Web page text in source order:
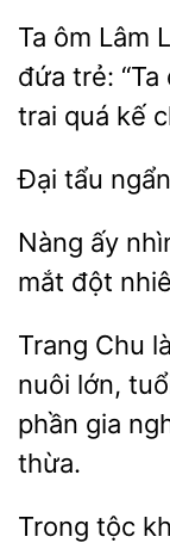
Ta ôm Lâm
đứa trẻ:
trai quá kế
Nàng ấy
đột
Trang Chu
nuôi lớn,
phần gia
thừa.
Trong